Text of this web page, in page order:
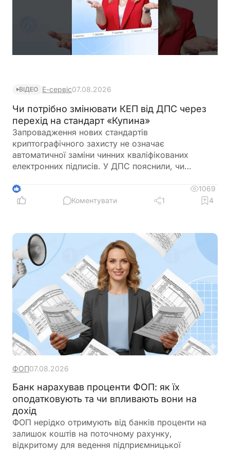
ВІДЕО Е-сервіс07.08.2026
Чи потрібно змінювати КЕП від ДПС через
перехід на стандарт «Купина»
Запровадження нових стандартів
криптографічного захисту не означає
автоматичної заміни чинних кваліфікованих
електронних підписів. У ДПС пояснили, чи
ДПС, після переходу на новий стандарт «Купина»
та чи потрібно користувачам отримувати нові
5
1069
Коментувати
1 4
ФОП07.08.2026
Банк нарахував проценти ФОП: як їх
оподатковують та чи впливають вони на
дохід
ФОП нерідко отримують від банків проценти на
залишок коштів на поточному рахунку,
відкритому для ведення підприємницької